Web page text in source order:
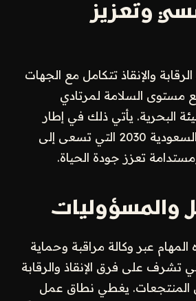
وتعزيز
والإنقاذ تتكامل مع الجهات
مستوى السلامة لمرتادي
البحرية. يأتي ذلك في إطار
تحقيق أهداف رؤية السعودية 2030 التي تسعى إلى
تعزز جودة الحياة.
والمسؤوليات
عبر وكالة مراقبة وحماية
تشرف على فرق الإنقاذ والرقابة
المنتجعات. يغطي نطاق عمل